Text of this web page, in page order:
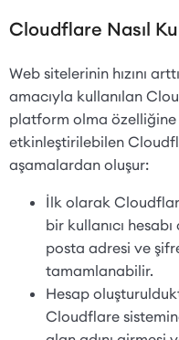
Cloudflare Nasıl
Web sitelerinin hızını
amacıyla kullanılan
platform olma özelliğine
etkinleştirilebilen
aşamalardan oluşur:
İlk olarak
bir kullanıcı
posta adresi ve
tamamlanabilir.
Hesap
Cloudflare